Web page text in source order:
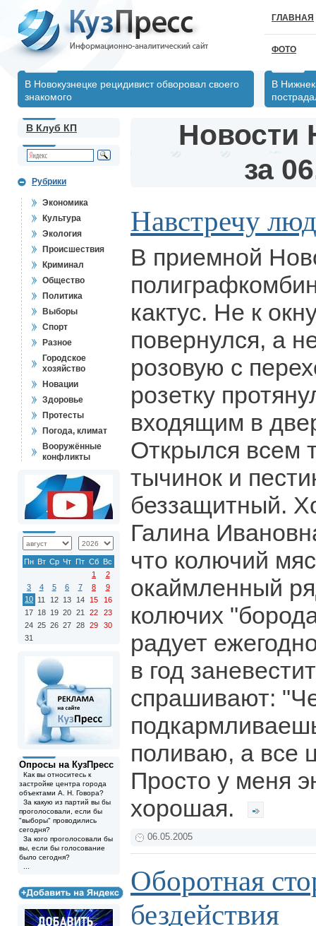
ГЛАВНАЯ
ФОТО
В Новокузнецке рецидивист обворовал своего
знакомого
В
В Клуб КП
Рубрики
Экономика
Культура
Экология
Происшествия
Криминал
Общество
Политика
Выборы
Спорт
Разное
Городское
хозяйство
Новации
Здоровье
Протесты
Погода, климат
Вооружённые
конфликты
Пн Вт Ср Чт Пт Сб Вс
1
2
3
4 5 6 7 8
9
10 11 12 13 14 15
16
17 18 19 20 21 22
23
24 25 26 27 28 29
30
31
Опросы на КузПресс
Как вы относитесь к
застройке центра города
объектами А. Н. Говора?
За какую из партий вы бы
проголосовали, если бы
"выборы" проводились
сегодня?
За кого проголосовали бы
вы, если бы голосование
было сегодня?
Новости
за
Навстречу
В приемной
кактус. Не к
повернулся, а
розовую с
розетку
входящим в
Открылся всем
тычинок и
беззащитный.
Галина
что колючий
окаймленный
колючих
радует
в год
спрашивают:
поливаю, а все
Просто у меня
хорошая.
06.05.2005
Оборотная
бездействия